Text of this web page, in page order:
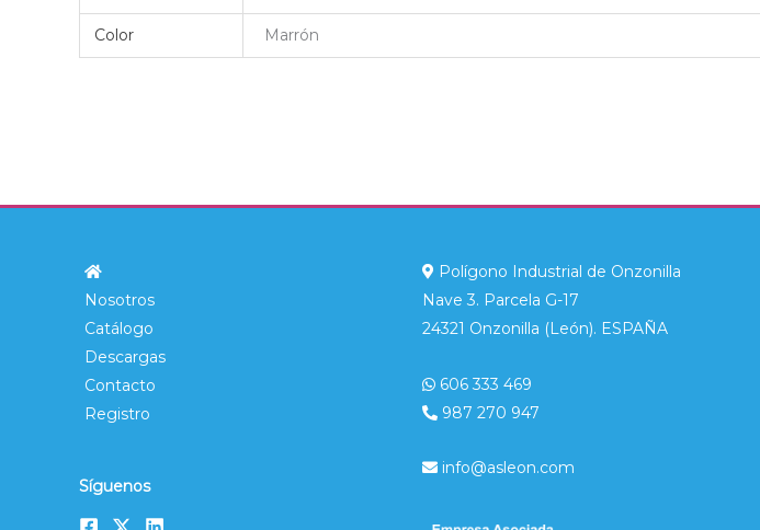
Color Marrón
Nosotros
Catálogo
Descargas
Contacto
Registro
Síguenos
Polígono Industrial de Onzonilla
Nave 3. Parcela G-17
24321 Onzonilla (León). ESPAÑA
606 333 469
987 270 947
info@asleon.com